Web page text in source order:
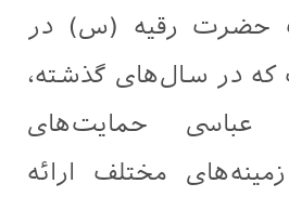
حضرت رقیه (س) در
در سال‌های گذشته،
عباسی حمایت‌های
مختلف ارائه